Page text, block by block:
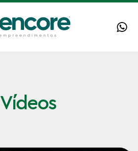
Vídeos